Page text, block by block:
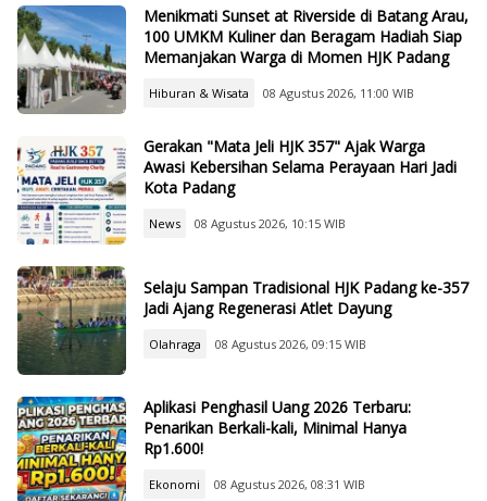
Menikmati Sunset at Riverside di Batang Arau,
100 UMKM Kuliner dan Beragam Hadiah Siap
Memanjakan Warga di Momen HJK Padang
Hiburan & Wisata 08 Agustus 2026, 11:00 WIB
Gerakan "Mata Jeli HJK 357" Ajak Warga
Awasi Kebersihan Selama Perayaan Hari Jadi
Kota Padang
News 08 Agustus 2026, 10:15 WIB
Selaju Sampan Tradisional HJK Padang ke-357
Jadi Ajang Regenerasi Atlet Dayung
Olahraga 08 Agustus 2026, 09:15 WIB
Aplikasi Penghasil Uang 2026 Terbaru:
Penarikan Berkali-kali, Minimal Hanya
Rp1.600!
Ekonomi 08 Agustus 2026, 08:31 WIB